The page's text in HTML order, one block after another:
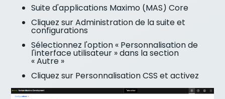
Suite d'applications Maximo (MAS) Core
Cliquez sur Administration de la suite et
configurations
Sélectionnez l'option « Personnalisation de
l'interface utilisateur » dans la section
« Autre »
Cliquez sur Personnalisation CSS et activez